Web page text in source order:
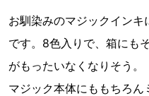
お馴染みのマジックイン
です。8色入りで、箱にも
がもったいなくなりそう。
マジック本体にももちろ